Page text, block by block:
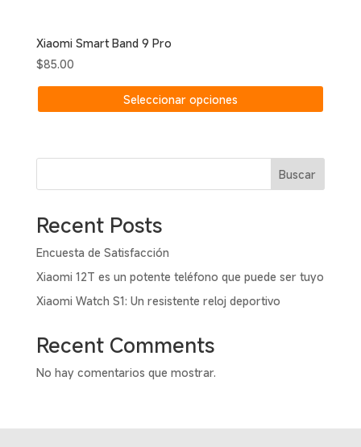
Xiaomi Smart Band 9 Pro
$85.00
Seleccionar opciones
Buscar
Recent Posts
Encuesta de Satisfacción
Xiaomi 12T es un potente teléfono que puede ser tuyo
Xiaomi Watch S1: Un resistente reloj deportivo
Recent Comments
No hay comentarios que mostrar.